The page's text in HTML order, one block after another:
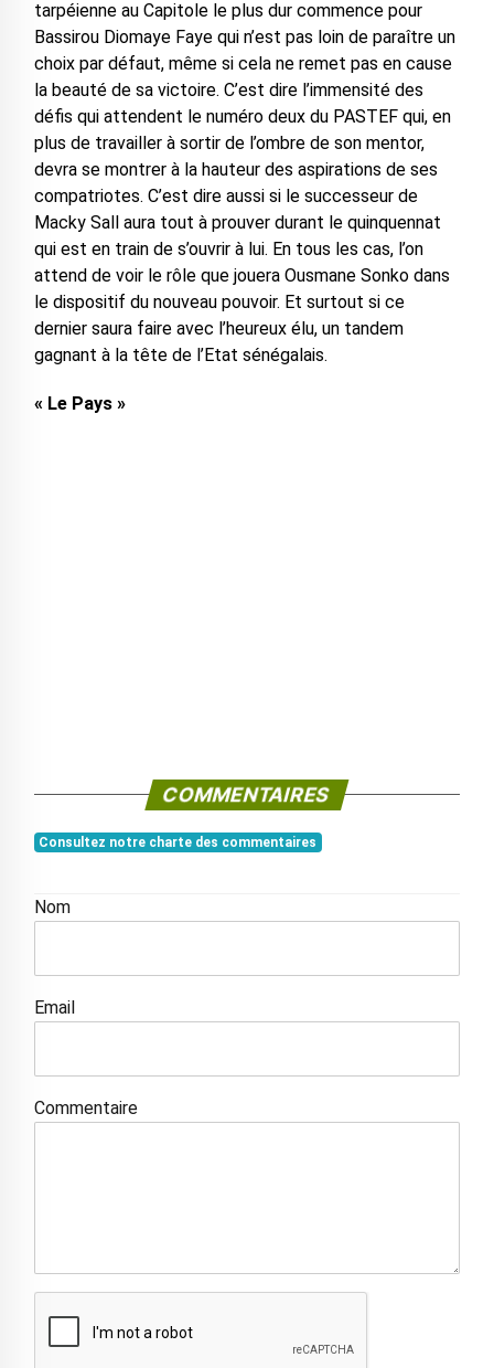
tarpéienne au Capitole le plus dur commence pour
Bassirou Diomaye Faye qui n’est pas loin de paraître un
choix par défaut, même si cela ne remet pas en cause
la beauté de sa victoire. C’est dire l’immensité des
défis qui attendent le numéro deux du PASTEF qui, en
plus de travailler à sortir de l’ombre de son mentor,
devra se montrer à la hauteur des aspirations de ses
compatriotes. C’est dire aussi si le successeur de
Macky Sall aura tout à prouver durant le quinquennat
qui est en train de s’ouvrir à lui. En tous les cas, l’on
attend de voir le rôle que jouera Ousmane Sonko dans
le dispositif du nouveau pouvoir. Et surtout si ce
dernier saura faire avec l’heureux élu, un tandem
gagnant à la tête de l’Etat sénégalais.
« Le Pays »
COMMENTAIRES
Consultez notre charte des commentaires
Nom
Email
Commentaire